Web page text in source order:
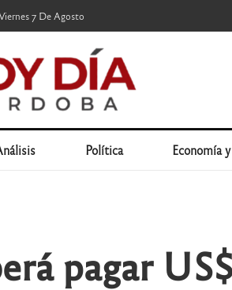
7 De Agosto
Política Economía
pagar